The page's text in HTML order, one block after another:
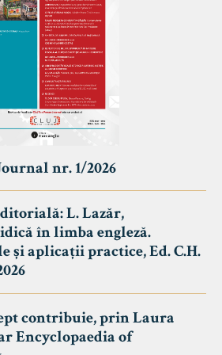
nr. 1/2026
L. Lazăr,
în limba engleză.
și aplicații practice, Ed. C.H.
contribuie, prin Laura
Encyclopaedia of